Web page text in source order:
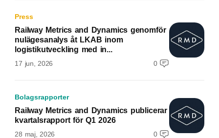
Press
Railway Metrics and Dynamics genomför
nulägesanalys åt LKAB inom
logistikutveckling med in...
17 jun, 2026 0
Bolagsrapporter
Railway Metrics and Dynamics publicerar
kvartalsrapport för Q1 2026
28 maj, 2026 0